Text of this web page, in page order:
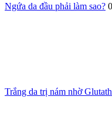
Ngứa da đầu phải làm sao?
Trắng da trị nám nhờ